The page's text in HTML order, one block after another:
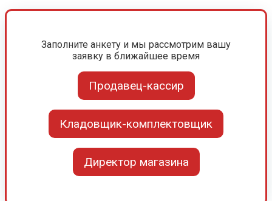
Заполните анкету и мы рассмотрим вашу
заявку в ближайшее время
Продавец-кассир
Кладовщик-комплектовщик
Директор магазина